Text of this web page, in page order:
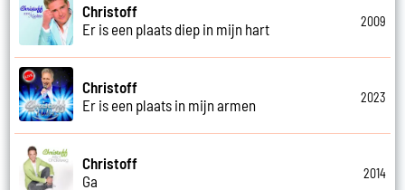
Christoff
Er is een plaats diep in mijn hart
2009
Christoff
Er is een plaats in mijn armen
2023
Christoff
Ga
2014